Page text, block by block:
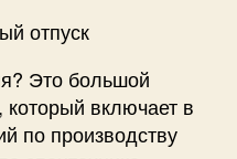
отпуск
Это большой
включает в
по производству